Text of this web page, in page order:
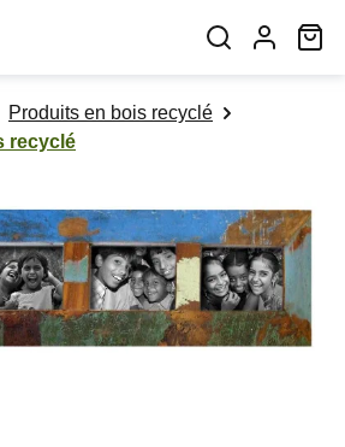
Produits en bois recyclé
recyclé